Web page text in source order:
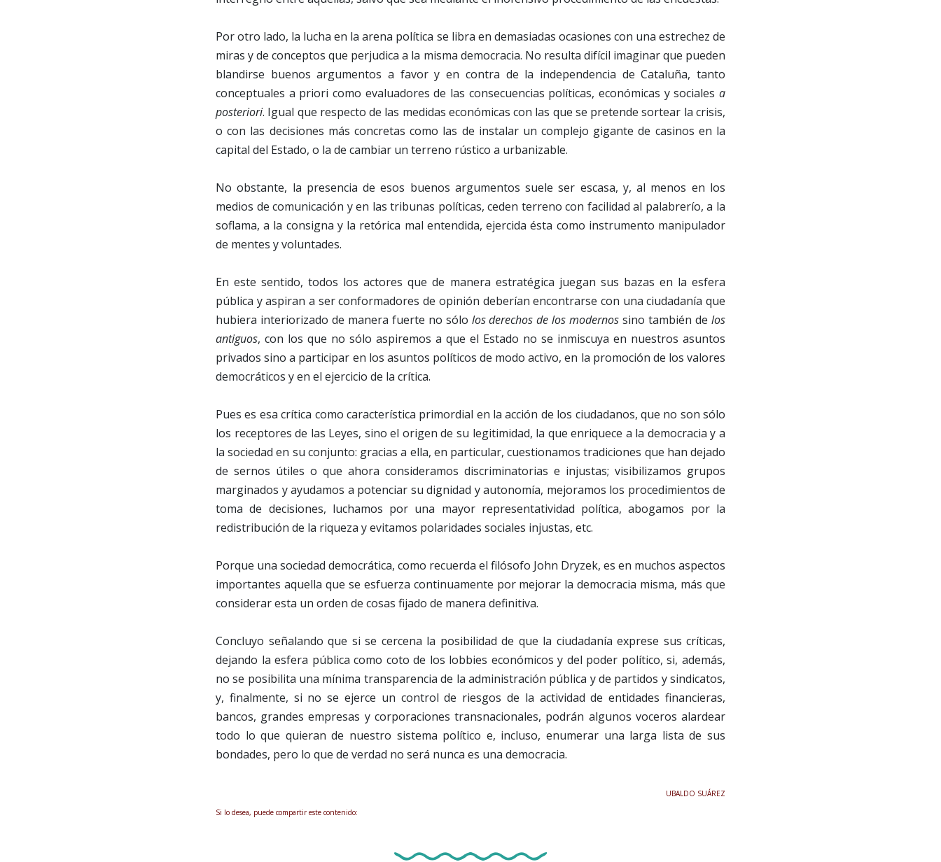
Por otro lado, la lucha en la arena política se libra en demasiadas ocasiones con una estrechez de
miras y de conceptos que perjudica a la misma democracia. No resulta difícil imaginar que pueden
blandirse buenos argumentos a favor y en contra de la independencia de Cataluña, tanto
conceptuales a priori como evaluadores de las consecuencias políticas, económicas y sociales a
posteriori. Igual que respecto de las medidas económicas con las que se pretende sortear la crisis,
o con las decisiones más concretas como las de instalar un complejo gigante de casinos en la
capital del Estado, o la de cambiar un terreno rústico a urbanizable.
No obstante, la presencia de esos buenos argumentos suele ser escasa, y, al menos en los
medios de comunicación y en las tribunas políticas, ceden terreno con facilidad al palabrerío, a la
soflama, a la consigna y la retórica mal entendida, ejercida ésta como instrumento manipulador
de mentes y voluntades.
En este sentido, todos los actores que de manera estratégica juegan sus bazas en la esfera
pública y aspiran a ser conformadores de opinión deberían encontrarse con una ciudadanía que
hubiera interiorizado de manera fuerte no sólo los derechos de los modernos sino también delos
antiguos, con los que no sólo aspiremos a que el Estado no se inmiscuya en nuestros asuntos
privados sino a participar en los asuntos políticos de modo activo, en la promoción de los valores
democráticos y en el ejercicio de la crítica.
Pues es esa crítica como característica primordial en la acción de los ciudadanos, que no son sólo
los receptores de las Leyes, sino el origen de su legitimidad, la que enriquece a la democracia y a
la sociedad en su conjunto: gracias a ella, en particular, cuestionamos tradiciones que han dejado
de sernos útiles o que ahora consideramos discriminatorias e injustas; visibilizamos grupos
marginados y ayudamos a potenciar su dignidad y autonomía, mejoramos los procedimientos de
toma de decisiones, luchamos por una mayor representatividad política, abogamos por la
redistribución de la riqueza y evitamos polaridades sociales injustas, etc.
Porque una sociedad democrática, como recuerda el filósofo John Dryzek, es en muchos aspectos
importantes aquella que se esfuerza continuamente por mejorar la democracia misma, más que
considerar esta un orden de cosas fijado de manera definitiva.
Concluyo señalando que si se cercena la posibilidad de que la ciudadanía exprese sus críticas,
dejando la esfera pública como coto de los lobbies económicos y del poder político, si, además,
no se posibilita una mínima transparencia de la administración pública y de partidos y sindicatos,
y, finalmente, si no se ejerce un control de riesgos de la actividad de entidades financieras,
bancos, grandes empresas y corporaciones transnacionales, podrán algunos voceros alardear
todo lo que quieran de nuestro sistema político e, incluso, enumerar una larga lista de sus
bondades, pero lo que de verdad no será nunca es una democracia.
UBALDO SUÁREZ
Si lo desea, puede compartir este contenido: